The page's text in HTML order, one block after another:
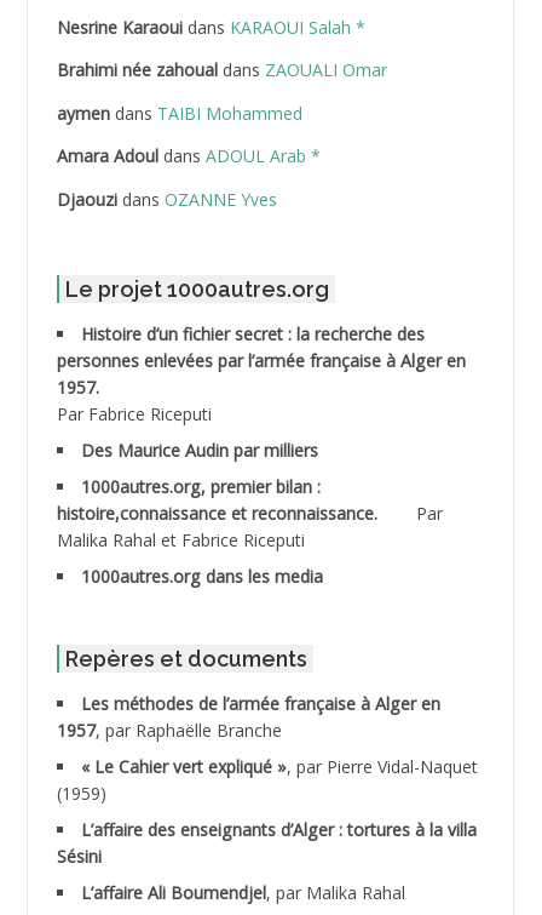
ABDELLI Mohamed
ABDELLI Mohamed *
ABDELMOUMENE Ahmed
ABDESMED Mohamed ben Kaddour
ABDESSELAMI Kouider
ABDESSLEM Ahmed dit le Coiffeur
ABDOUDOU
ABID Mohamed
ABNOUN Salah
ACHACHE M.*
ACHLAF Ali
Nesrine Karaouidans KARAOUI Salah *
Brahimi née zahoualdans ZAOUALI Omar
aymendans TAIBI Mohammed
Amara Adouldans ADOUL Arab *
Djaouzidans OZANNE Yves
Le projet 1000autres.org
Histoire d’un fichier secret : la recherche des
personnes enlevées par l’armée française à Alger en
1957.
Par Fabrice Riceputi
Des Maurice Audin par milliers
1000autres.org, premier bilan :
histoire,connaissance et reconnaissance.
Par
Malika Rahal et Fabrice Riceputi
1000autres.org dans les media
Repères et documents
Les méthodes de l’armée française à Alger en
1957, par Raphaëlle Branche
« Le Cahier vert expliqué », par Pierre Vidal-Naquet
(1959)
L’affaire des enseignants d’Alger : tortures à la villa
Sésini
L’affaire Ali Boumendjel, par Malika Rahal